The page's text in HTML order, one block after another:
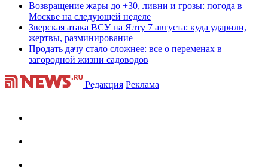
Возвращение жары до +30, ливни и грозы: погода в
Москве на следующей неделе
Зверская атака ВСУ на Ялту 7 августа: куда ударили,
жертвы, разминирование
Продать дачу стало сложнее: все о переменах в
загородной жизни садоводов
Редакция Реклама